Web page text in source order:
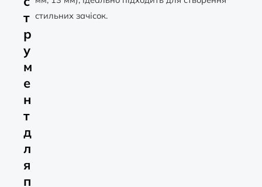
т
р
у
м
е
н
т
д
л
я
п
стильних зачісок.